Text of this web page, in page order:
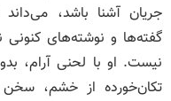
جریان آشنا باشد،
گفته‌‌ها و نوشته‌های کنونی
نیست. او با لحنی آرام،
تکان‌خورده از خشم،